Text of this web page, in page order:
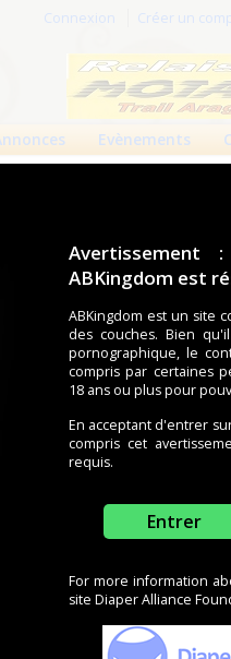
ABKingdom est
ABKingdom est un site
des couches. Bien
pornographique, le
compris par certaines
18 ans ou plus pour
En acceptant d'entrer
compris cet
requis.
Entrer
For more information
site Diaper Alliance
Connexion Créer un
Evènements
Confiance, Depend,
couches que pour